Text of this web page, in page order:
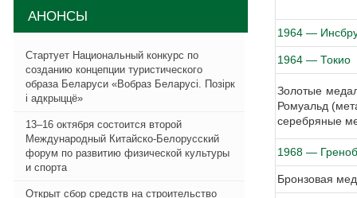
1964 —
1964 — Токио
Золотые
Ромуальд
серебряные
1968 —
Бронзовая
АНОНСЫ
Стартует Национальный конкурс по
созданию концепции туристического
образа Беларуси «Вобраз Беларусi. Позiрк
i адкрыццё»
13–16 октября состоится второй
Международный Китайско-Белорусский
форум по развитию физической культуры
и спорта
Открыт сбор средств на строительство